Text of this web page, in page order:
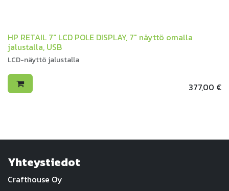
HP RETAIL 7" LCD POLE DISPLAY, 7" näyttö omalla
jalustalla, USB
LCD-näyttö jalustalla
377,00 €
Yhteystiedot
Crafthouse Oy